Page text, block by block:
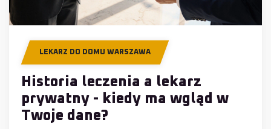
LEKARZ DO DOMU WARSZAWA
Historia leczenia a lekarz
prywatny - kiedy ma wgląd w
Twoje dane?